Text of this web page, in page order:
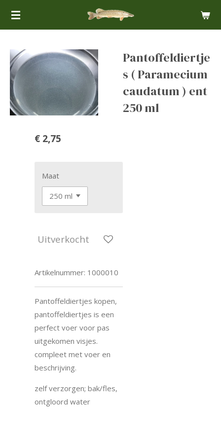
Ga
de
hoofdinhoud
Pantoffeldiertje
s ( Paramecium
caudatum ) ent
250 ml
€ 2,75
Maat
Uitverkocht
Artikelnummer: 1000010
Pantoffeldiertjes kopen,
pantoffeldiertjes is een
perfect voer voor pas
uitgekomen visjes.
compleet met voer en
beschrijving.
zelf verzorgen; bak/fles,
ontgloord water